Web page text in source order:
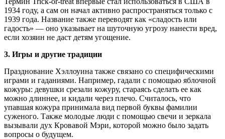
1934 году, а сам он начал активно распространяться только с
1939 года. Название также переводят как «сладость или
гадость» — оно указывает на шуточную угрозу нанести вред,
если хозяин не даст детям угощение.
3. Игры и другие традиции
Празднование Хэллоуина также связано со специфическими
играми и гаданиями. Например, гадали с помощью яблочной
кожуры: девушки срезали кожуру, стараясь сделать ее как
можно длиннее, и кидали через плечо. Считалось, что
упавшая кожура принимала вид первой буквы фамилии
суженого. Также молодые люди с помощью свечи и зеркала
вызывали дух Кровавой Мэри, которой можно было задать
вопросы о будущем.